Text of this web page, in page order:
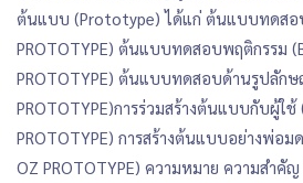
ต้นแบบ (Prototype) ได้แก่ ต้นแบบทดสอบ
PROTOTYPE) ต้นแบบทดสอบพฤติกรรม
PROTOTYPE) ต้นแบบทดสอบด้านรูปลักษณ์
PROTOTYPE)การร่วมสร้างต้นแบบกับผู้ใช้
PROTOTYPE) การสร้างต้นแบบอย่างพ่อม
OZ PROTOTYPE) ความหมาย ความสำคั